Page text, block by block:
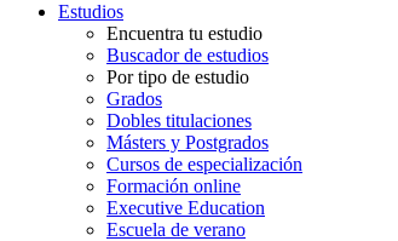
Estudios
Encuentra tu estudio
Buscador de estudios
Por tipo de estudio
Grados
Dobles titulaciones
Másters y Postgrados
Cursos de especialización
Formación online
Executive Education
Escuela de verano